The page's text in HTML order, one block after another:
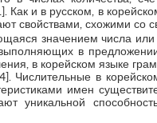
Как и в русском, в
свойствами, схожими
значением числа
в
в корейском языке
Числительные в
имен
уникальной